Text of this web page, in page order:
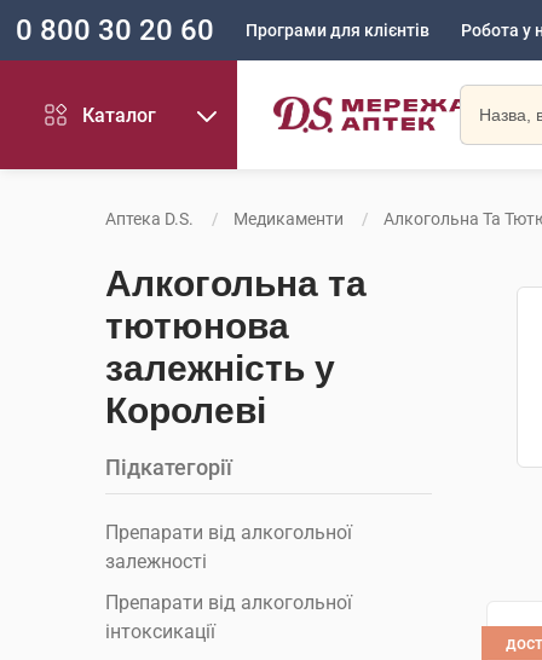
0 800 30 20 60 Програми для клієнтів Робота у
Каталог
Аптека D.S. Медикаменти Алкогольна Та
Алкогольна та
тютюнова
залежність у
Королеві
Підкатегорії
Препарати від алкогольної
залежності
Препарати від алкогольної
інтоксикації